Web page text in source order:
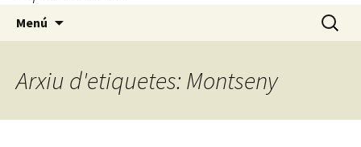
Menú Cerca:
Arxiu d'etiquetes: Montseny